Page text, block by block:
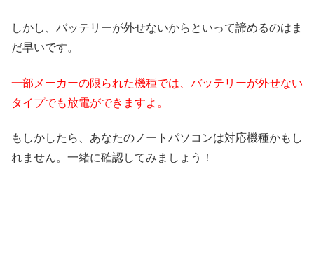
しかし、バッテリーが外せないからといって諦めるのはま
だ早いです。
一部メーカーの限られた機種では、バッテリーが外せない
タイプでも放電ができますよ。
もしかしたら、あなたのノートパソコンは対応機種かもし
れません。一緒に確認してみましょう！